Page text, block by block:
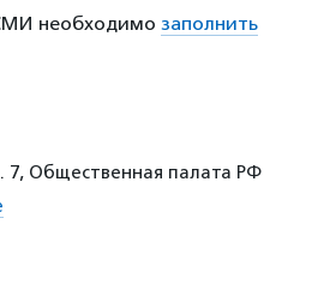
необходимо заполнить
7, Общественная палата РФ